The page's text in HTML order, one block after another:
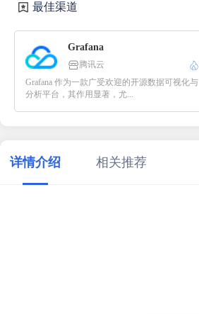
最佳渠道
Grafana
腾讯云
Grafana 作为一款广受欢迎的开源数据可视化与
分析平台，其作用显著，尤...
详情介绍 相关推荐